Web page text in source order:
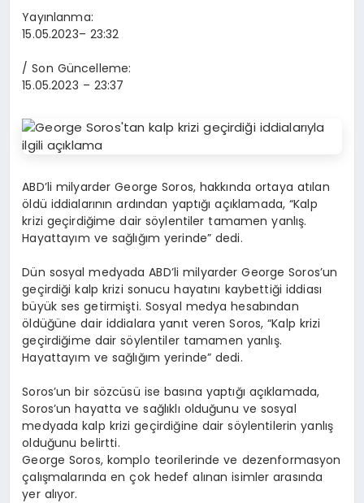
Yayınlanma:
15.05.2023– 23:32
/ Son Güncelleme:
15.05.2023 – 23:37
ABD’li milyarder George Soros, hakkında ortaya atılan
öldü iddialarının ardından yaptığı açıklamada, “Kalp
krizi geçirdiğime dair söylentiler tamamen yanlış.
Hayattayım ve sağlığım yerinde” dedi.
Dün sosyal medyada ABD’li milyarder George Soros’un
geçirdiği kalp krizi sonucu hayatını kaybettiği iddiası
büyük ses getirmişti. Sosyal medya hesabından
öldüğüne dair iddialara yanıt veren Soros, “Kalp krizi
geçirdiğime dair söylentiler tamamen yanlış.
Hayattayım ve sağlığım yerinde” dedi.
Soros’un bir sözcüsü ise basına yaptığı açıklamada,
Soros’un hayatta ve sağlıklı olduğunu ve sosyal
medyada kalp krizi geçirdiğine dair söylentilerin yanlış
olduğunu belirtti.
George Soros, komplo teorilerinde ve dezenformasyon
çalışmalarında en çok hedef alınan isimler arasında
yer alıyor.